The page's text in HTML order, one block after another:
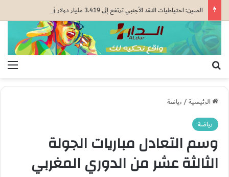
الصين: احتياطيات النقد الأجنبي ترتفع إلى 3.419 مليار دولار في يوليوز
الرئيسية/رياضة
رياضة
وسم التعادل مباريات الجولة
الثالثة عشر من الدوري المغربي